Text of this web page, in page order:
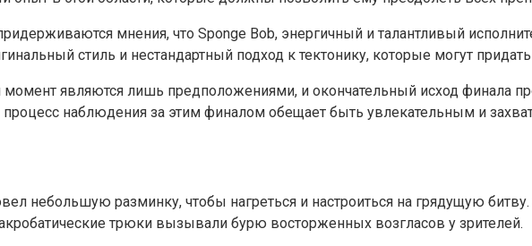
мнения, что Sponge Bob, энергичный и талантливый
стиль и нестандартный подход к тектонику, которые могут
являются лишь предположениями, и окончательный исход финала
наблюдения за этим финалом обещает быть увлекательным и
небольшую разминку, чтобы нагреться и настроиться на грядущую
трюки вызывали бурю восторженных возгласов у зрителей.